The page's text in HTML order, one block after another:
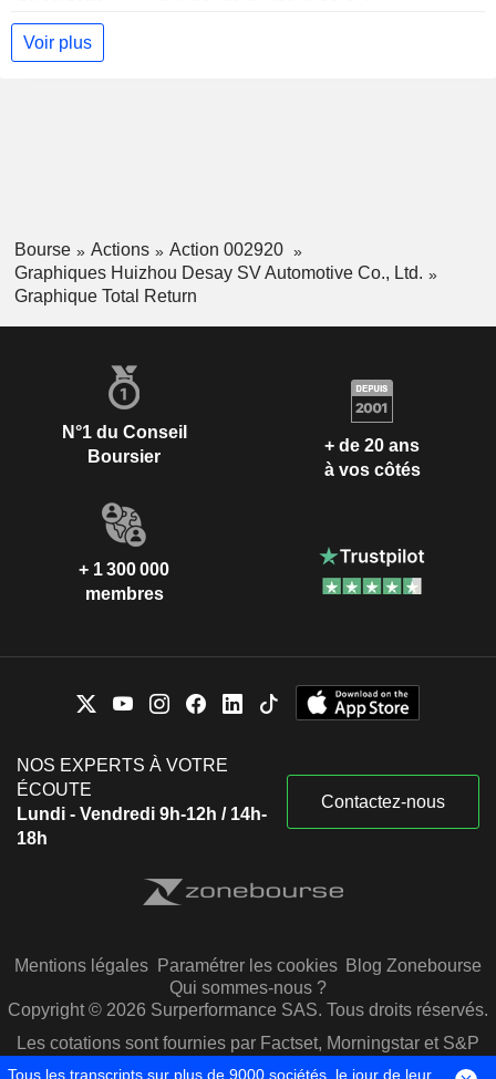
Voir plus
Bourse Actions
Action 002920
Graphiques Huizhou Desay SV Automotive Co., Ltd.
Graphique Total Return
N°1 du Conseil
Boursier
+ de 20 ans
à vos côtés
+ 1 300 000
membres
NOS EXPERTS À VOTRE
ÉCOUTE
Lundi - Vendredi 9h-12h / 14h-
18h
Contactez-nous
Mentions légales Paramétrer les cookies Blog Zonebourse
Qui sommes-nous ?
Copyright © 2026 Surperformance SAS. Tous droits réservés.
Les cotations sont fournies par Factset, Morningstar et S&P
Capital IQ
Tous les transcripts sur plus de 9000 sociétés, le jour de leur